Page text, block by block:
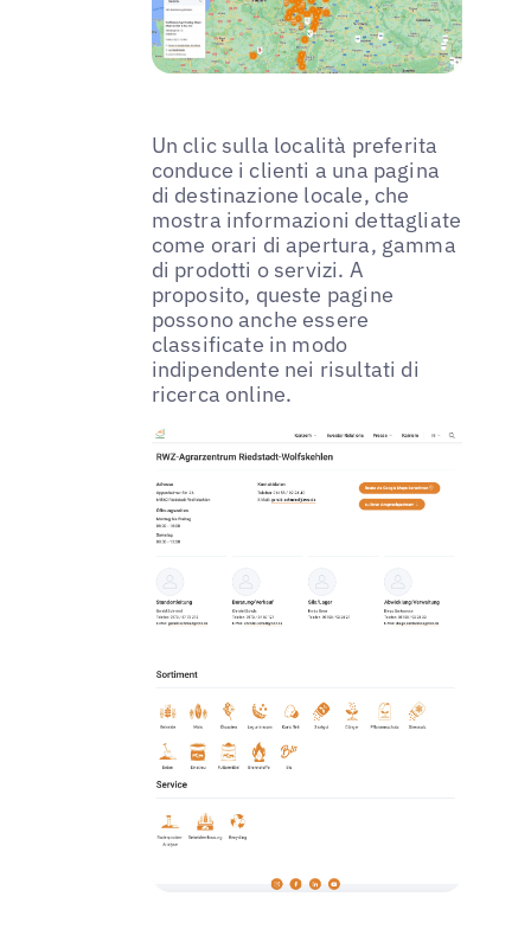
Un clic sulla località preferita
conduce i clienti a una pagina
di destinazione locale, che
mostra informazioni dettagliate
come orari di apertura, gamma
di prodotti o servizi. A
proposito, queste pagine
possono anche essere
classificate in modo
indipendente nei risultati di
ricerca online.